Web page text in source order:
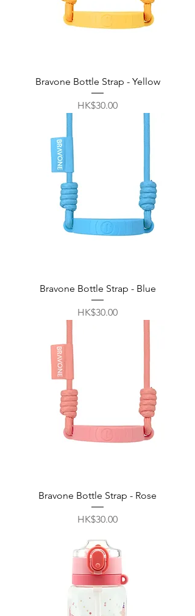
Bravone Bottle Strap - Yellow
價格
HK$30.00
Bravone Bottle Strap - Blue
價格
HK$30.00
Bravone Bottle Strap - Rose
價格
HK$30.00